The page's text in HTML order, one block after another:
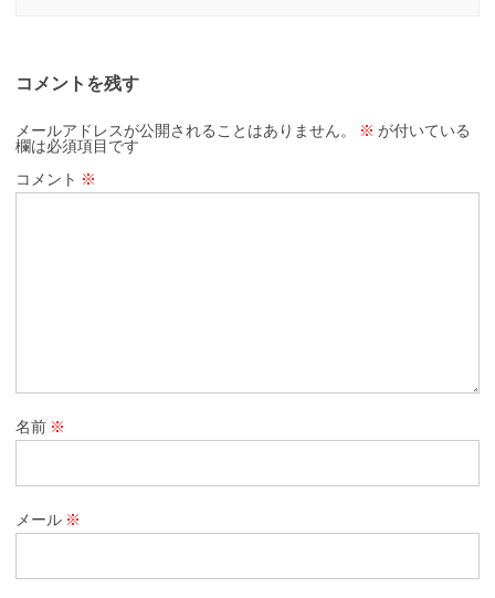
コメントを残す
メールアドレスが公開されることはありません。 ※ が付いている
欄は必須項目です
コメント ※
名前 ※
メール ※